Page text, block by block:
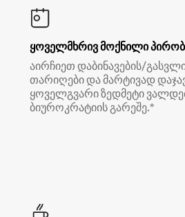
ყოველმხრივ მოქნილი
აირჩიეთ დაბინავების/
თარიღები და მარტივად
ყოველგვარი ზედმეტი
ბიუროკრატიის გარეშე.*